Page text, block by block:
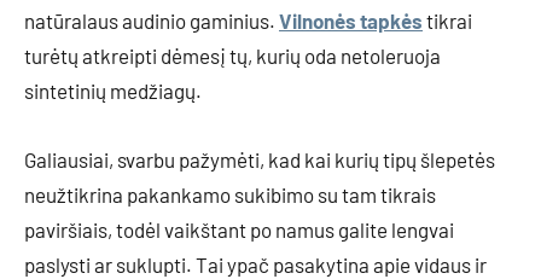
natūralaus audinio gaminius. Vilnonės tapkės tikrai
turėtų atkreipti dėmesį tų, kurių oda netoleruoja
sintetinių medžiagų.
Galiausiai, svarbu pažymėti, kad kai kurių tipų šlepetės
neužtikrina pakankamo sukibimo su tam tikrais
paviršiais, todėl vaikštant po namus galite lengvai
paslysti ar suklupti. Tai ypač pasakytina apie vidaus ir